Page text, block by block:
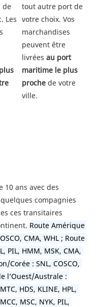
de
Les
tout autre port de
votre choix. Vos
marchandises
peuvent être
livrées au port
maritime le plus
proche de votre
ville.
10 ans avec des
compagnies
ces transitaires
Route Amérique
CMA, WHL ; Route
PIL, HMM, MSK, CMA,
Corée : SNL, COSCO,
l’Ouest/Australe :
HDS, KLINE, HPL,
MSC, NYK, PIL,